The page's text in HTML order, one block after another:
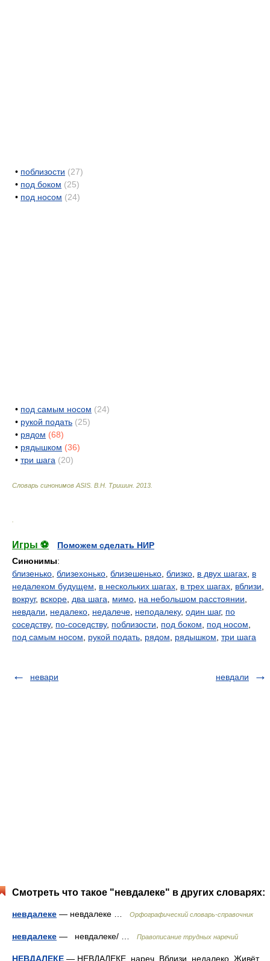
• поблизости (27)
• под боком (25)
• под носом (24)
• под самым носом (24)
• рукой подать (25)
• рядом (68)
• рядышком (36)
• три шага (20)
Словарь синонимов ASIS. В.Н. Тришин 2013
Игры ⚽
Поможем сделать НИР
Синонимы:
близенько близехонько близешенько близко в двух шагах в
недалеком будущем
в нескольких шагах в трех шагах вблизи
вокруг, вскоре два шага мимо на небольшом расстоянии
невдали
недалеко недалече неподалеку, один шаг, по
соседству, по-соседству, поблизости под боком под носом
под самым носом
рукой подать рядом рядышком три шага
невари невдали
Смотреть что такое "невдалеке" в других словарях:
невдалеке — невдалеке … Орфографический словарь-справочник
невдалеке — невдалеке/ … Правописание трудных наречий
НЕВДАЛЕКЕ — НЕВДАЛЕКЕ, нареч. Вблизи, недалеко. Живёт